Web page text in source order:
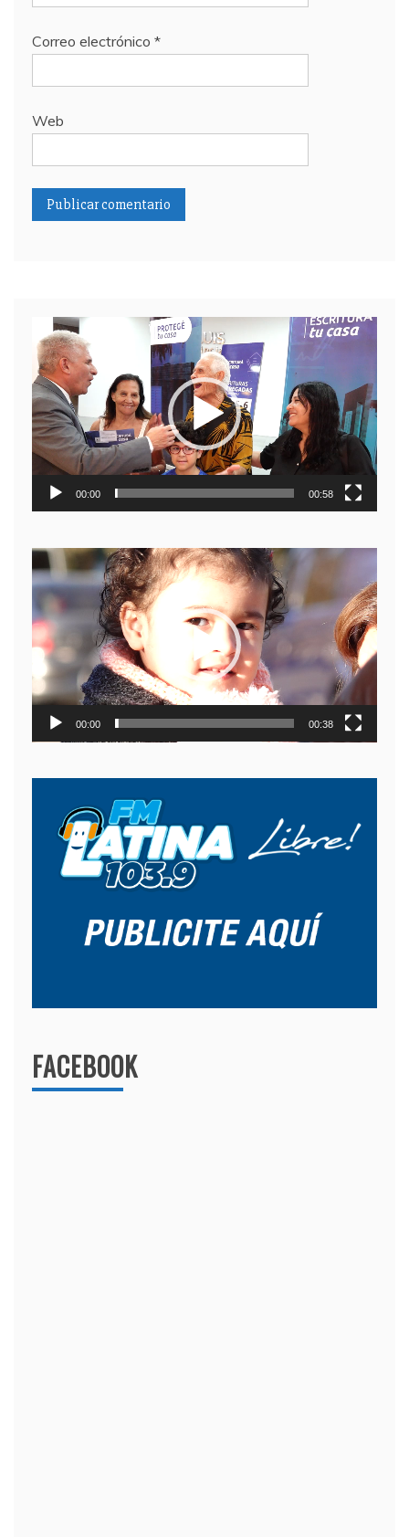
Correo electrónico *
Web
Reproductor
de
video
00:00 00:58
Reproductor
de
video
00:00 00:38
FACEBOOK